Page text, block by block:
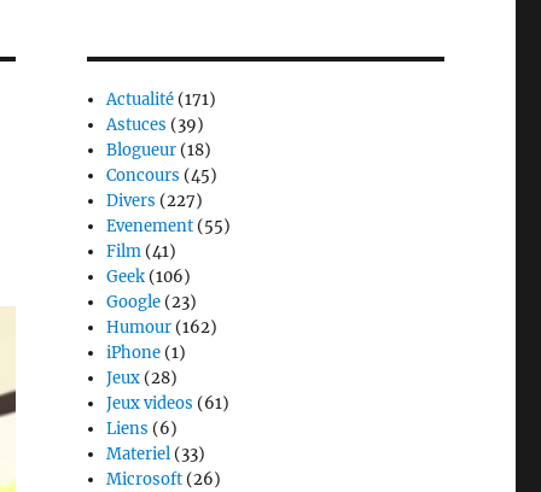
Actualité (171)
Astuces (39)
Blogueur (18)
Concours (45)
Divers (227)
Evenement (55)
Film (41)
Geek (106)
Google (23)
Humour (162)
iPhone (1)
Jeux (28)
Jeux videos (61)
Liens (6)
Materiel (33)
Microsoft (26)